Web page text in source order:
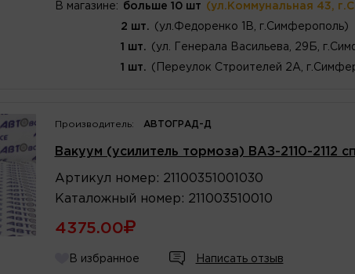
В магазине: больше 10 шт (ул.Коммунальная 43,
2 шт. (ул.Федоренко 1В, г.Симферополь)
1 шт. (ул. Генерала Васильева, 29Б,
1 шт. (Переулок Строителей 2А,
Производитель: АВТОГРАД-Д
Вакуум (усилитель тормоза) ВАЗ-2110-2112
Артикул номер : 21100351001030
Каталожный номер : 211003510010
4375.00
В избранное Написать отзыв